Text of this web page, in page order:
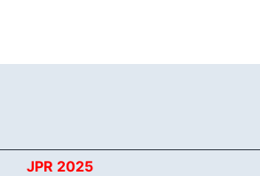
JPR 2025